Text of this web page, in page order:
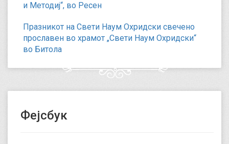
и Методиј“, во Ресен
Празникот на Свети Наум Охридски свечено
прославен во храмот „Свети Наум Охридски“
во Битола
Фејсбук